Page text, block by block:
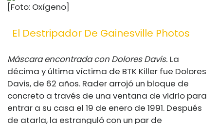
[Foto: Oxígeno]
El Destripador De Gainesville Photos
Máscara encontrada con Dolores Davis. La
décima y última víctima de BTK Killer fue Dolores
Davis, de 62 años. Rader arrojó un bloque de
concreto a través de una ventana de vidrio para
entrar a su casa el 19 de enero de 1991. Después
de atarla, la estranguló con un par de